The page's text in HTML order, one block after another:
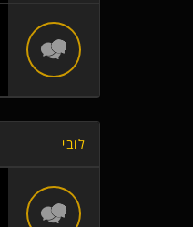
לובי